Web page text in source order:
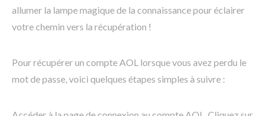
allumer la lampe magique de la connaissance pour éclairer
votre chemin vers la récupération !
Pour récupérer un compte AOL lorsque vous avez perdu le
mot de passe, voici quelques étapes simples à suivre :